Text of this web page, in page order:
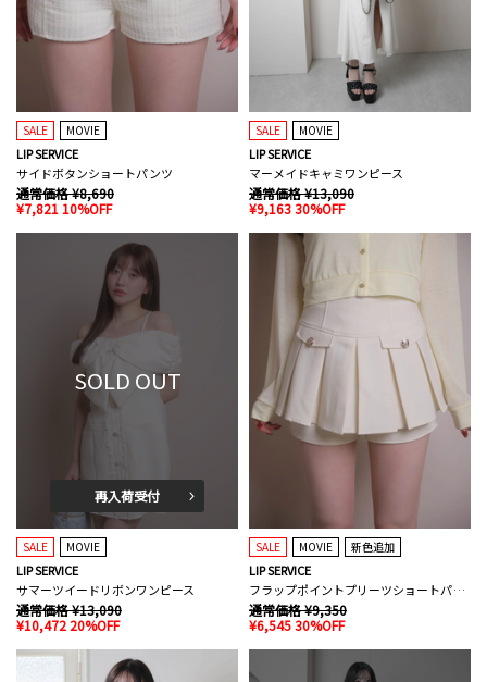
SALE MOVIE
LIP SERVICE
サイドボタンショートパンツ
通常価格 ¥8,690
¥7,821 10%OFF
SALE MOVIE
LIP SERVICE
マーメイドキャミワンピース
通常価格 ¥13,090
¥9,163 30%OFF
SOLD OUT
再入荷受付
SALE MOVIE
LIP SERVICE
サマーツイードリボンワンピース
通常価格 ¥13,090
¥10,472 20%OFF
SALE MOVIE 新色追加
LIP SERVICE
フラップポイントプリーツショートパンツ
通常価格 ¥9,350
¥6,545 30%OFF